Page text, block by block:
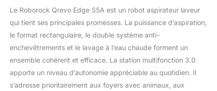
avancés garantissent
un nettoyage plus
intelligent et sans
stress. Diverses
fonctions, y compris les
la carte, les
températures de lavage,
Le Roborock Qrevo Edge S5A est un robot aspirateur laveur
qui tient ses principales promesses. La puissance d’aspiration,
le format rectangulaire, le double système anti-
enchevêtrements et le lavage à l’eau chaude forment un
ensemble cohérent et efficace. La station multifonction 3.0
apporte un niveau d’autonomie appréciable au quotidien. Il
s’adresse prioritairement aux foyers avec animaux, aux